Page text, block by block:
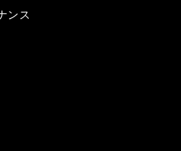
ンス